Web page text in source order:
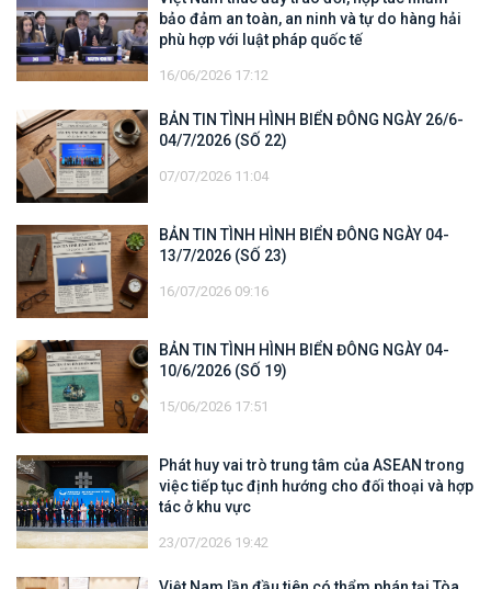
bảo đảm an toàn, an ninh và tự do hàng hải
phù hợp với luật pháp quốc tế
16/06/2026 17:12
BẢN TIN TÌNH HÌNH BIỂN ĐÔNG NGÀY 26/6-
04/7/2026 (SỐ 22)
07/07/2026 11:04
BẢN TIN TÌNH HÌNH BIỂN ĐÔNG NGÀY 04-
13/7/2026 (SỐ 23)
16/07/2026 09:16
BẢN TIN TÌNH HÌNH BIỂN ĐÔNG NGÀY 04-
10/6/2026 (SỐ 19)
15/06/2026 17:51
Phát huy vai trò trung tâm của ASEAN trong
việc tiếp tục định hướng cho đối thoại và hợp
tác ở khu vực
23/07/2026 19:42